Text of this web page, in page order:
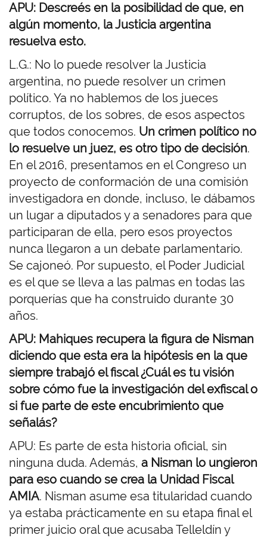
APU: Descreés en la posibilidad de que, en
algún momento, la Justicia argentina
resuelva esto.
L.G.: No lo puede resolver la Justicia
argentina, no puede resolver un crimen
político. Ya no hablemos de los jueces
corruptos, de los sobres, de esos aspectos
que todos conocemos. Un crimen político no
lo resuelve un juez, es otro tipo de decisión.
En el 2016, presentamos en el Congreso un
proyecto de conformación de una comisión
investigadora en donde, incluso, le dábamos
un lugar a diputados y a senadores para que
participaran de ella, pero esos proyectos
nunca llegaron a un debate parlamentario.
Se cajoneó. Por supuesto, el Poder Judicial
es el que se lleva a las palmas en todas las
porquerías que ha construido durante 30
años.
APU: Mahiques recupera la figura de Nisman
diciendo que esta era la hipótesis en la que
siempre trabajó el fiscal ¿Cuál es tu visión
sobre cómo fue la investigación del exfiscal o
si fue parte de este encubrimiento que
señalás?
APU: Es parte de esta historia oficial, sin
ninguna duda. Además, a Nisman lo ungieron
para eso cuando se crea la Unidad Fiscal
AMIA. Nisman asume esa titularidad cuando
ya estaba prácticamente en su etapa final el
primer juicio oral que acusaba Telleldín y